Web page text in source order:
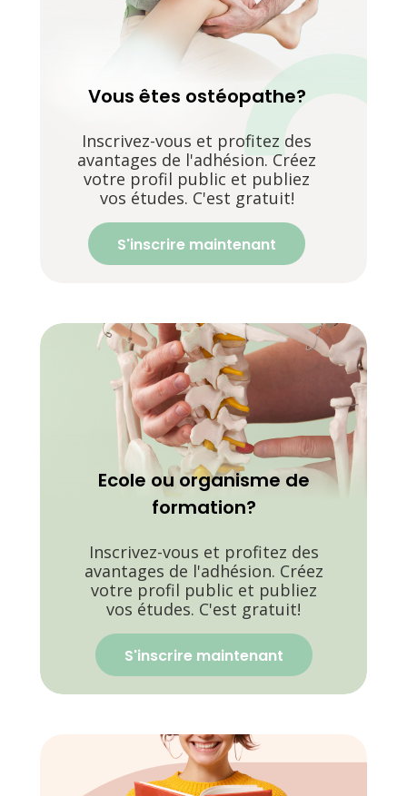
Vous êtes ostéopathe?
Inscrivez-vous et profitez des
avantages de l'adhésion. Créez
votre profil public et publiez
vos études. C'est gratuit!
S'inscrire maintenant
Ecole ou organisme de
formation?
Inscrivez-vous et profitez des
avantages de l'adhésion. Créez
votre profil public et publiez
vos études. C'est gratuit!
S'inscrire maintenant